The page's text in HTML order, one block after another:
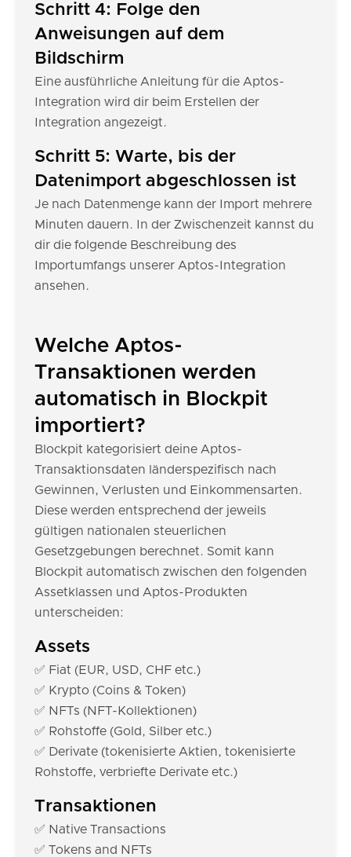
Schritt 4: Folge den
Anweisungen auf dem
Bildschirm
Eine ausführliche Anleitung für die Aptos-
Integration wird dir beim Erstellen der
Integration angezeigt.
Schritt 5: Warte, bis der
Datenimport abgeschlossen ist
Je nach Datenmenge kann der Import mehrere
Minuten dauern. In der Zwischenzeit kannst du
dir die folgende Beschreibung des
Importumfangs unserer Aptos-Integration
ansehen.
Welche Aptos-
Transaktionen werden
automatisch in Blockpit
importiert?
Blockpit kategorisiert deine Aptos-
Transaktionsdaten länderspezifisch nach
Gewinnen, Verlusten und Einkommensarten.
Diese werden entsprechend der jeweils
gültigen nationalen steuerlichen
Gesetzgebungen berechnet. Somit kann
Blockpit automatisch zwischen den folgenden
Assetklassen und Aptos-Produkten
unterscheiden:
Assets
✅ Fiat (EUR, USD, CHF etc.)
✅ Krypto (Coins & Token)
✅ NFTs (NFT-Kollektionen)
✅ Rohstoffe (Gold, Silber etc.)
✅ Derivate (tokenisierte Aktien, tokenisierte
Rohstoffe, verbriefte Derivate etc.)
Transaktionen
✅ Native Transactions
✅ Tokens and NFTs